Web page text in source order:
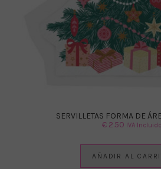
SERVILLETAS FORMA DE
€ 2.50 IVA Incluido
AÑADIR AL